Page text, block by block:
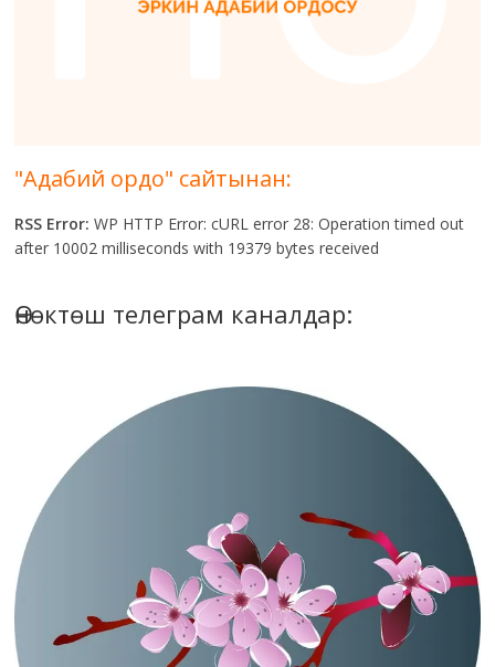
"Адабий ордо" сайтынан:
RSS Error: WP HTTP Error: cURL error 28: Operation timed out
after 10002 milliseconds with 19379 bytes received
Өнөктөш телеграм каналдар: